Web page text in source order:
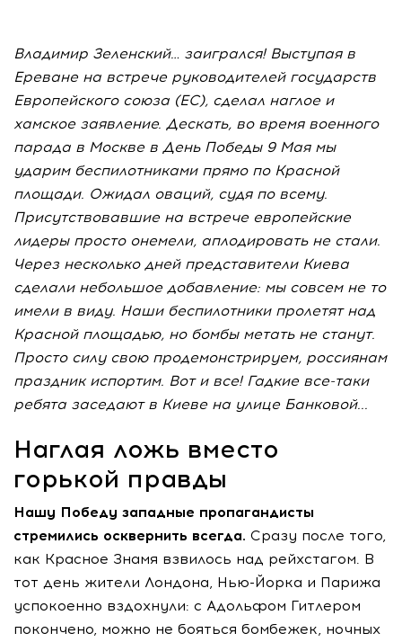
Владимир Зеленский… заигрался! Выступая в
Ереване на встрече руководителей государств
Европейского союза (ЕС), сделал наглое и
хамское заявление. Дескать, во время военного
парада в Москве в День Победы 9 Мая мы
ударим беспилотниками прямо по Красной
площади. Ожидал оваций, судя по всему.
Присутствовавшие на встрече европейские
лидеры просто онемели, аплодировать не стали.
Через несколько дней представители Киева
сделали небольшое добавление: мы совсем не то
имели в виду. Наши беспилотники пролетят над
Красной площадью, но бомбы метать не станут.
Просто силу свою продемонстрируем, россиянам
праздник испортим. Вот и все! Гадкие все-таки
ребята заседают в Киеве на улице Банковой...
Наглая ложь вместо
горькой правды
Нашу Победу западные пропагандисты
стремились осквернить всегда. Сразу после того,
как Красное Знамя взвилось над рейхстагом. В
тот день жители Лондона, Нью-Йорка и Парижа
успокоенно вздохнули: с Адольфом Гитлером
покончено, можно не бояться бомбежек, ночных